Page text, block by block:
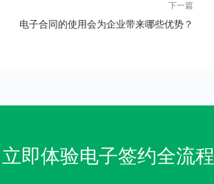
下一篇
电子合同的使用会为企业带来哪些优势？
立即体验电子签约全流程